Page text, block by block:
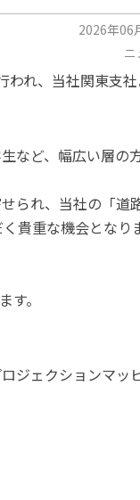
2026年06
ニ
われ、当社関東支社
など、幅広い層の
られ、当社の「道
貴重な機会となり
。
ジェクションマッ